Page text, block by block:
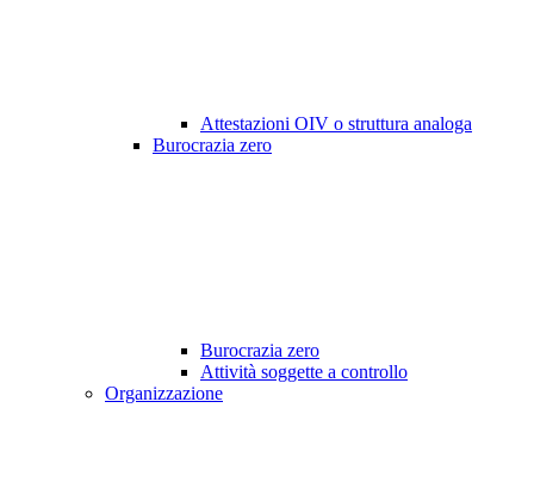
Attestazioni OIV o struttura analoga
Burocrazia zero
Burocrazia zero
Attività soggette a controllo
Organizzazione